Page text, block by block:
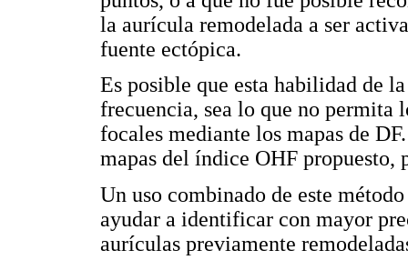
la aurícula remodelada a ser
fuente ectópica.
Es posible que esta habilidad de
frecuencia, sea lo que no permita
focales mediante los mapas de
mapas del índice OHF propuesto,
Un uso combinado de este
ayudar a identificar con mayor
aurículas previamente